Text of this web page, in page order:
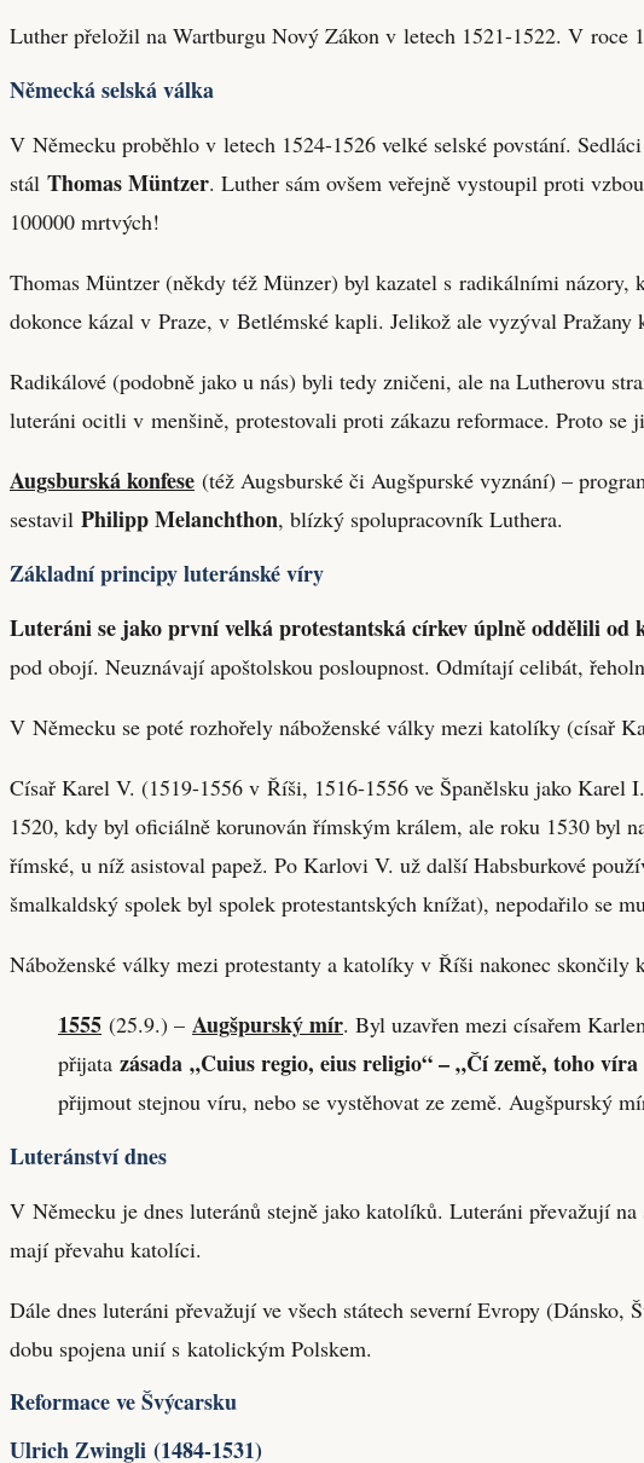
Luther přeložil na Wartburgu Nový Zákon v letech 1521-1522. V roce
Německá selská válka
V Německu proběhlo v letech 1524-1526 velké selské povstání.
stál Thomas Müntzer. Luther sám ovšem veřejně vystoupil proti
100000 mrtvých!
Thomas Müntzer (někdy též Münzer) byl kazatel s radikálními
dokonce kázal v Praze, v Betlémské kapli. Jelikož ale vyzýval
Radikálové (podobně jako u nás) byli tedy zničeni, ale na Lutherovu
luteráni ocitli v menšině, protestovali proti zákazu reformace. Proto se
Augsburská konfese (též Augsburské či Augšpurské vyznání) –
sestavil Philipp Melanchthon, blízký spolupracovník Luthera.
Základní principy luteránské víry
Luteráni se jako první velká protestantská církev úplně oddělili od
pod obojí. Neuznávají apoštolskou posloupnost. Odmítají celibát,
V Německu se poté rozhořely náboženské války mezi katolíky (císař
Císař Karel V. (1519-1556 v Říši, 1516-1556 ve Španělsku jako Karel
1520, kdy byl oficiálně korunován římským králem, ale roku 1530 byl
římské, u níž asistoval papež. Po Karlovi V. už další Habsburkové
šmalkaldský spolek byl spolek protestantských knížat), nepodařilo se
Náboženské války mezi protestanty a katolíky v Říši nakonec
1555 (25.9.) – Augšpurský mír. Byl uzavřen mezi císařem
přijata zásada „Cuius regio, eius religio“ – „Čí země, toho víra
přijmout stejnou víru, nebo se vystěhovat ze země. Augšpurský
Luteránství dnes
V Německu je dnes luteránů stejně jako katolíků. Luteráni převažují
mají převahu katolíci.
Dále dnes luteráni převažují ve všech státech severní Evropy
dobu spojena unií s katolickým Polskem.
Reformace ve Švýcarsku
Ulrich Zwingli (1484-1531)